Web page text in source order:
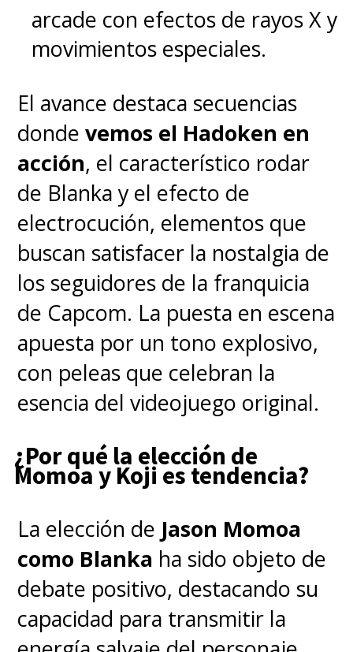
arcade con efectos de rayos X y
movimientos especiales.
El avance destaca secuencias
dondevemos el Hadoken en
acción, el característico rodar
de Blanka y el efecto de
electrocución, elementos que
buscan satisfacer la nostalgia de
los seguidores de la franquicia
de Capcom. La puesta en escena
apuesta por un tono explosivo,
con peleas que celebran la
esencia del videojuego original.
¿Por qué la elección de
Momoa y Koji es tendencia?
La elección de Jason Momoa
como Blanka ha sido objeto de
debate positivo, destacando su
capacidad para transmitir la